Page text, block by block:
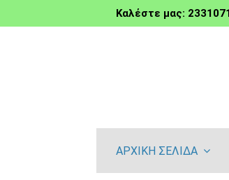
στο
Καλέστε μας:
ΑΡΧΙΚΗ ΣΕΛΙΔΑ